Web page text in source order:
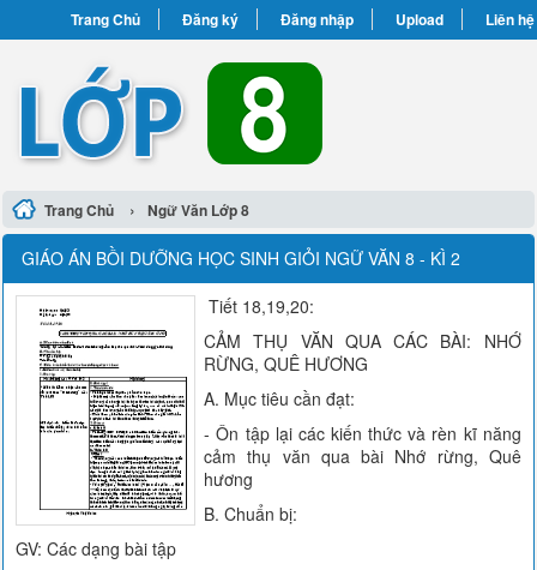
Trang Chủ Đăng ký Đăng nhập Upload Liên hệ
Trang Chủ › Ngữ Văn Lớp 8
GIÁO ÁN BỒI DƯỠNG HỌC SINH GIỎI NGỮ VĂN 8 - KÌ 2
Tiết 18,19,20:
CẢM THỤ VĂN QUA CÁC BÀI: NHỚ
RỪNG, QUÊ HƯƠNG
A. Mục tiêu cần đạt:
- Ôn tập lại các kiến thức và rèn kĩ năng
cảm thụ văn qua bài Nhớ rừng, Quê
hương
B. Chuẩn bị:
GV: Các dạng bài tập